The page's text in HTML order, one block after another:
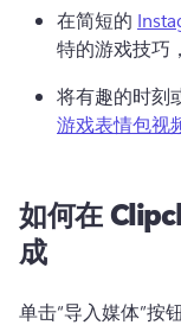
在简短的
特的游戏技巧
将有趣的时刻
游戏表情包视
如何在
成
单击“导入媒体”按